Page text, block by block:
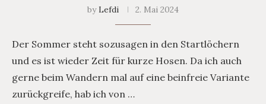
byLefdi 2. Mai 2024
Der Sommer steht sozusagen in den Startlöchern
und es ist wieder Zeit für kurze Hosen. Da ich auch
gerne beim Wandern mal auf eine beinfreie Variante
zurückgreife, hab ich von …